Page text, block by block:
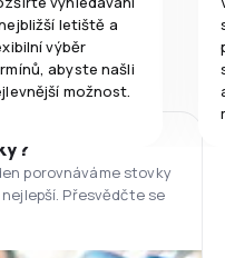
letiště a
výběr
abyste našli
možnost.
porovnáváme stovky
Přesvědčte se